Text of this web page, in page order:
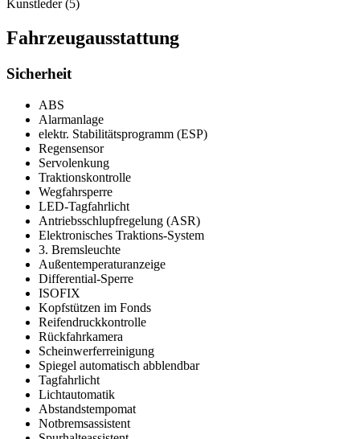
Kunstleder (5)
Fahrzeugausstattung
Sicherheit
ABS
Alarmanlage
elektr. Stabilitätsprogramm (ESP)
Regensensor
Servolenkung
Traktionskontrolle
Wegfahrsperre
LED-Tagfahrlicht
Antriebsschlupfregelung (ASR)
Elektronisches Traktions-System
3. Bremsleuchte
Außentemperaturanzeige
Differential-Sperre
ISOFIX
Kopfstützen im Fonds
Reifendruckkontrolle
Rückfahrkamera
Scheinwerferreinigung
Spiegel automatisch abblendbar
Tagfahrlicht
Lichtautomatik
Abstandstempomat
Notbremsassistent